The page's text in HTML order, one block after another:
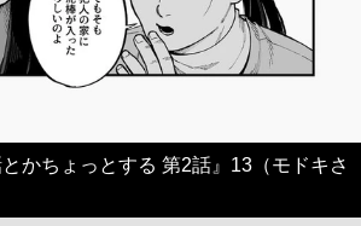
とかちょっとする 第2話』13（モドキさ